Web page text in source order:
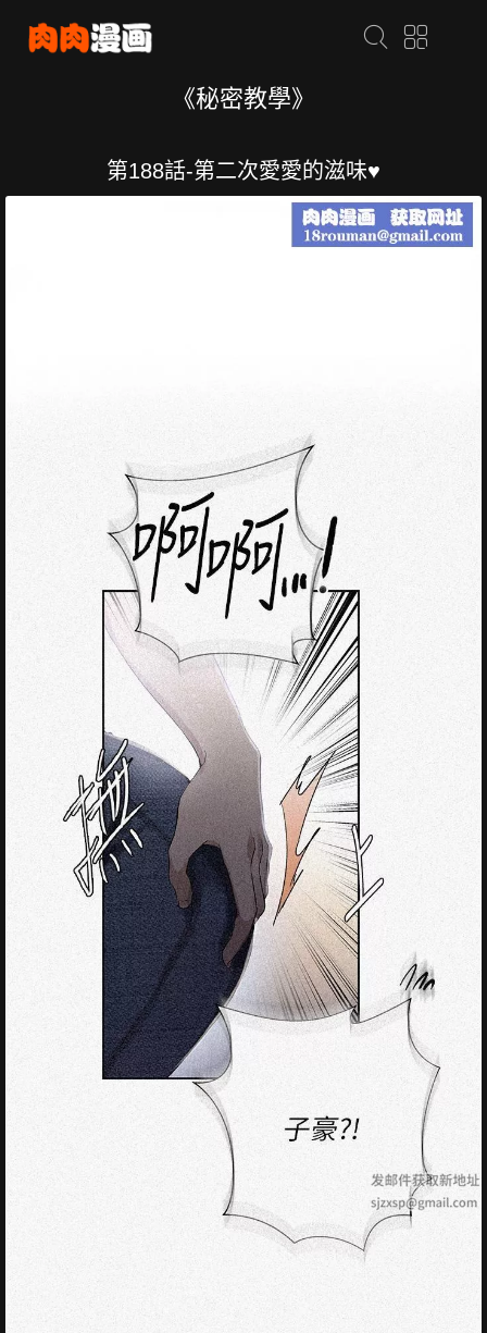
《秘密教學》
第188話-第二次愛愛的滋味♥